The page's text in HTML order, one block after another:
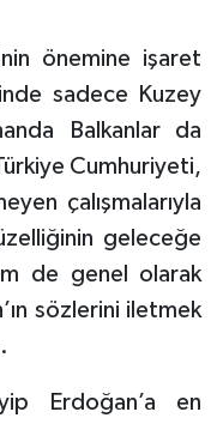
önemine işaret
sadece Kuzey
Balkanlar da
Cumhuriyeti,
çalışmalarıyla
geleceğe
de genel olarak
sözlerini iletmek
Erdoğan’a en